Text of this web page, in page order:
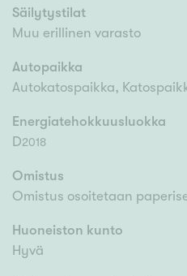
Säilytystilat
Muu erillinen varasto
Autopaikka
Autokatospaikka,
Energiatehokkuusluokka
D2018
Omistus
Omistus osoitetaan
Huoneiston kunto
Hyvä